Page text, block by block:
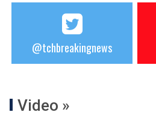
@tchbreakingnews
Video »